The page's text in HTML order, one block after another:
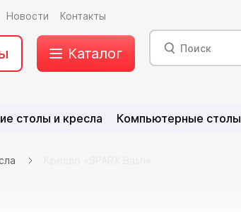
Новости Контакты
Каталог
столы и кресла Компьютерные столы